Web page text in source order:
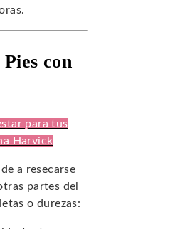
con
para tus
Harvick
a resecarse
partes del
o durezas: